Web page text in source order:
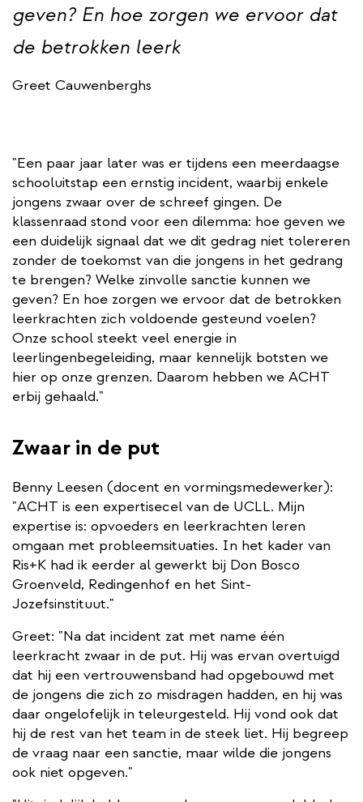
geven? En hoe zorgen we ervoor dat
de betrokken leerk
Greet Cauwenberghs
"Een paar jaar later was er tijdens een meerdaagse
schooluitstap een ernstig incident, waarbij enkele
jongens zwaar over de schreef gingen. De
klassenraad stond voor een dilemma: hoe geven we
een duidelijk signaal dat we dit gedrag niet tolereren
zonder de toekomst van die jongens in het gedrang
te brengen? Welke zinvolle sanctie kunnen we
geven? En hoe zorgen we ervoor dat de betrokken
leerkrachten zich voldoende gesteund voelen?
Onze school steekt veel energie in
leerlingenbegeleiding, maar kennelijk botsten we
hier op onze grenzen. Daarom hebben we ACHT
erbij gehaald."
Zwaar in de put
Benny Leesen (docent en vormingsmedewerker):
"ACHT is een expertisecel van de UCLL. Mijn
expertise is: opvoeders en leerkrachten leren
omgaan met probleemsituaties. In het kader van
Ris+K had ik eerder al gewerkt bij Don Bosco
Groenveld, Redingenhof en het Sint-
Jozefsinstituut."
Greet: "Na dat incident zat met name één
leerkracht zwaar in de put. Hij was ervan overtuigd
dat hij een vertrouwensband had opgebouwd met
de jongens die zich zo misdragen hadden, en hij was
daar ongelofelijk in teleurgesteld. Hij vond ook dat
hij de rest van het team in de steek liet. Hij begreep
de vraag naar een sanctie, maar wilde die jongens
ook niet opgeven."